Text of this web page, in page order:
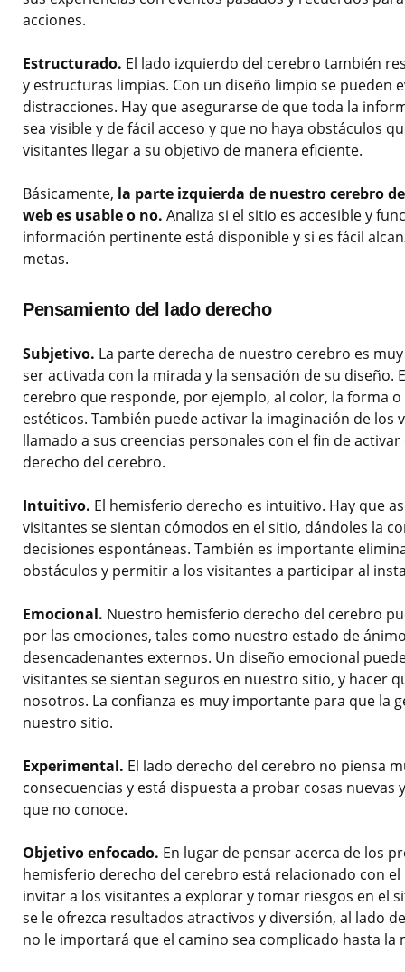
acciones.
Estructurado. El lado izquierdo del cerebro también
y estructuras limpias. Con un diseño limpio se pueden
distracciones. Hay que asegurarse de que toda la
sea visible y de fácil acceso y que no haya obstáculos
visitantes llegar a su objetivo de manera eficiente.
Básicamente, la parte izquierda de nuestro cerebro
web es usable o no. Analiza si el sitio es accesible y
información pertinente está disponible y si es fácil
metas.
Pensamiento del lado derecho
Subjetivo. La parte derecha de nuestro cerebro es
ser activada con la mirada y la sensación de su diseño.
cerebro que responde, por ejemplo, al color, la forma
estéticos. También puede activar la imaginación de los
llamado a sus creencias personales con el fin de
derecho del cerebro.
Intuitivo. El hemisferio derecho es intuitivo. Hay que
visitantes se sientan cómodos en el sitio, dándoles la
decisiones espontáneas. También es importante
obstáculos y permitir a los visitantes a participar al
Emocional. Nuestro hemisferio derecho del cerebro
por las emociones, tales como nuestro estado de
desencadenantes externos. Un diseño emocional
visitantes se sientan seguros en nuestro sitio, y hacer
nosotros. La confianza es muy importante para que la
nuestro sitio.
Experimental. El lado derecho del cerebro no piensa
consecuencias y está dispuesta a probar cosas nuevas
que no conoce.
Objetivo enfocado. En lugar de pensar acerca de los
hemisferio derecho del cerebro está relacionado con
invitar a los visitantes a explorar y tomar riesgos en el
se le ofrezca resultados atractivos y diversión, al lado
no le importará que el camino sea complicado hasta la